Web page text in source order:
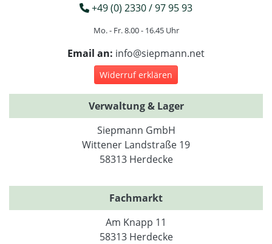
+49 (0) 2330 / 97 95 93
Mo. - Fr. 8.00 - 16.45 Uhr
Email an: info@siepmann.net
Widerruf erklären
Verwaltung & Lager
Siepmann GmbH
Wittener Landstraße 19
58313 Herdecke
Fachmarkt
Am Knapp 11
58313 Herdecke